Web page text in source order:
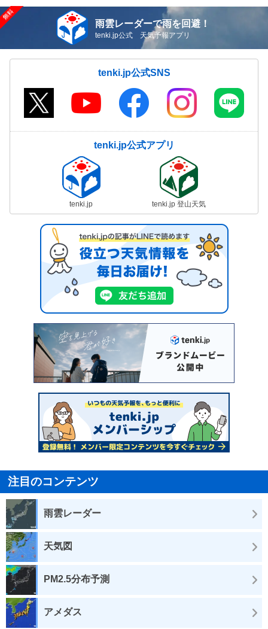
雨雲レーダーで雨を回避！
tenki.jp公式 天気予報アプリ
tenki.jp公式SNS
tenki.jp公式アプリ
tenki.jp tenki.jp 登山天気
注目のコンテンツ
雨雲レーダー
天気図
PM2.5分布予測
アメダス